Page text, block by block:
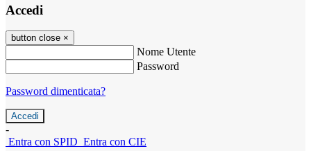
Accedi
button close ×
Nome Utente
Password
Password dimenticata?
-
Entra con SPID Entra con CIE